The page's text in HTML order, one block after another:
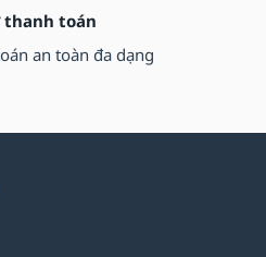
toán
an toàn đa dạng